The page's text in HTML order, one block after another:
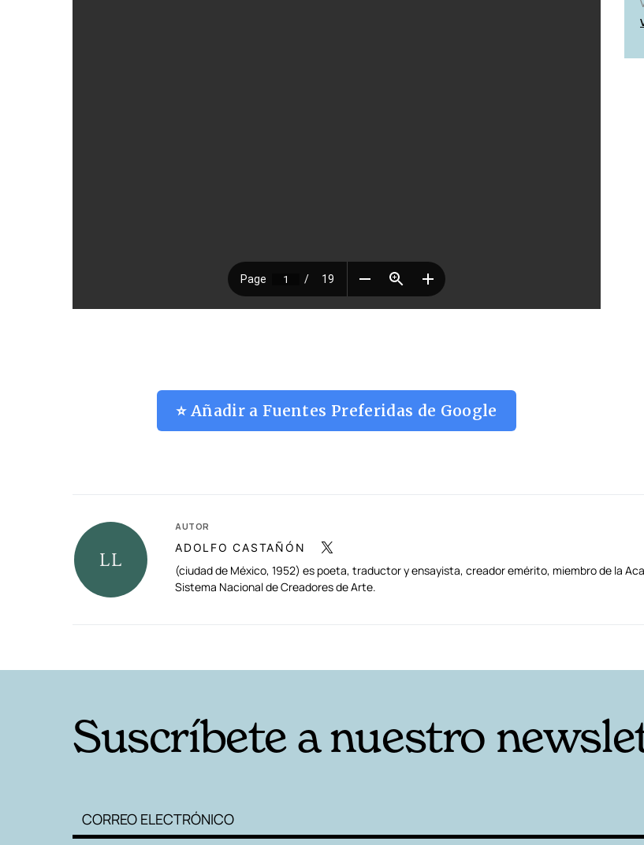
⭐ Añadir a Fuentes Preferidas de Google
AUTOR
ADOLFO CASTAÑÓN
(ciudad de México, 1952) es poeta, traductor y ensayista, creador emérito, miembro de la
Sistema Nacional de Creadores de Arte.
Suscríbete a nuestro